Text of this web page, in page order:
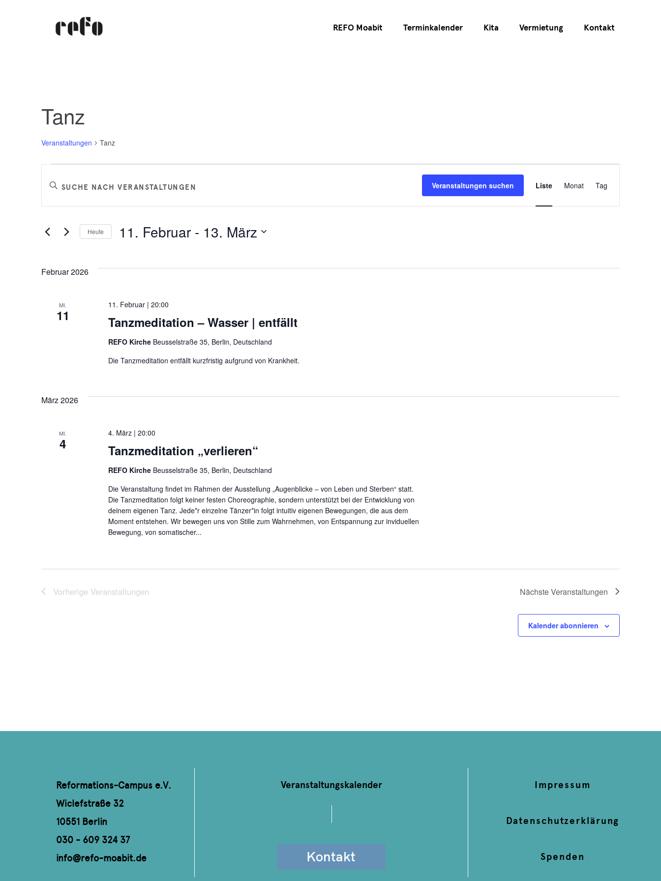
REFO Moabit Terminkalender Kita Vermietung Kontakt
Tanz
Veranstaltungen Tanz
Veranstaltungen
Veranstaltungen
Suche
und
Ansichten,
Schlüsselwort
eingeben.
nach
Veranstaltungen suchen
Ansichten-
Liste Monat Tag
Heute 11. Februar - 13. März
Februar 2026
MI.
11 Tanzmeditation – Wasser | entfällt
11. Februar | 20:00
REFO Kirche Beusselstraße 35, Berlin, Deutschland
Die Tanzmeditation entfällt kurzfristig aufgrund von Krankheit.
März 2026
MI.
4 Tanzmeditation „verlieren“
4. März | 20:00
REFO Kirche Beusselstraße 35, Berlin, Deutschland
Die Veranstaltung findet im Rahmen der Ausstellung „Augenblicke – von Leben und Sterben“ statt.
Die Tanzmeditation folgt keiner festen Choreographie, sondern unterstützt bei der Entwicklung von
deinem eigenen Tanz. Jede*r einzelne Tänzer*in folgt intuitiv eigenen Bewegungen, die aus dem
Moment entstehen. Wir bewegen uns von Stille zum Wahrnehmen, von Entspannung zur inviduellen
Bewegung, von somatischer...
Vorherige Veranstaltungen NächsteVeranstaltungen
Kalender abonnieren
Reformations-Campus e.V.
Wiclefstraße 32
10551 Berlin
030 - 609 324 37
info@refo-moabit.de
Impressum
Veranstaltungskalender
Datenschutzerklärung
Kontakt Spenden